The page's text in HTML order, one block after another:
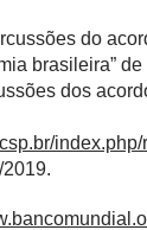
do
brasileira”
dos